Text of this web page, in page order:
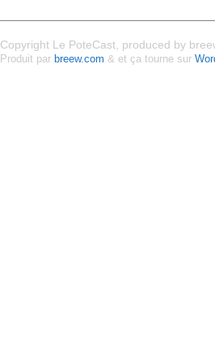
Copyright Le PoteCast, produced by
Produit par breew.com & et ça tourne sur